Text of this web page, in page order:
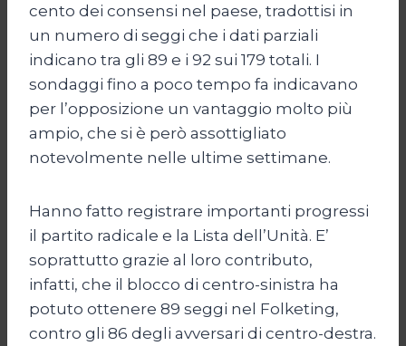
cento dei consensi nel paese, tradottisi in
un numero di seggi che i dati parziali
indicano tra gli 89 e i 92 sui 179 totali. I
sondaggi fino a poco tempo fa indicavano
per l’opposizione un vantaggio molto più
ampio, che si è però assottigliato
notevolmente nelle ultime settimane.
Hanno fatto registrare importanti progressi
il partito radicale e la Lista dell’Unità. E’
soprattutto grazie al loro contributo,
infatti, che il blocco di centro-sinistra ha
potuto ottenere 89 seggi nel Folketing,
contro gli 86 degli avversari di centro-destra.